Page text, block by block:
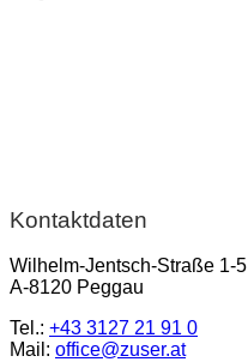
Kontaktdaten
Wilhelm-Jentsch-Straße 1-5
A-8120 Peggau
Tel.: +43 3127 21 91 0
Mail: office@zuser.at